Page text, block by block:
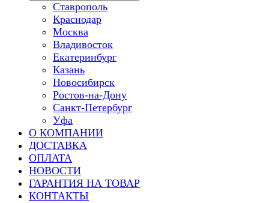
Ставрополь
Краснодар
Москва
Владивосток
Екатеринбург
Казань
Новосибирск
Ростов-на-Дону
Санкт-Петербург
Уфа
О КОМПАНИИ
ДОСТАВКА
ОПЛАТА
НОВОСТИ
ГАРАНТИЯ НА ТОВАР
КОНТАКТЫ